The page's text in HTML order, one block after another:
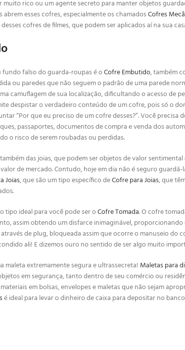
rico ou um agente secreto para manter objetos
esses cofres, especialmente os chamadosCofres
cofres de filmes, que podem ser aplicados aí na sua
falso do guarda-roupas é oCofre Embutido, também
ou paredes que não seguem o padrão de uma parede
camuflagem de sua localização, dificultando o acesso de
despistar o verdadeiro conteúdo de um cofre, pois só o
“Por que eu preciso de um cofre desses?”. Você precisa
passaportes, documentos de compra e venda dos
o risco de serem roubadas ou perdidas.
das joias, que podem ser objetos de valor
de mercado. Contudo, hoje em dia não é seguro
Joias, que são um tipo específico deCofre para Joias, que
tipo ideal para você pode ser oCofre Tomada. O cofre
assim obtendo um disfarce inimaginável,
de plug, bloqueada assim que ocorre o manuseio do
ali! E dizemos ouro no sentido de ser algo muito
maleta extremamente segura e ultrassecreta! Maletas para
em segurança, tanto dentro de seu comércio ou
em bolsas, envelopes e maletas que não sejam
é ideal para levar o dinheiro de caixa para depositar no